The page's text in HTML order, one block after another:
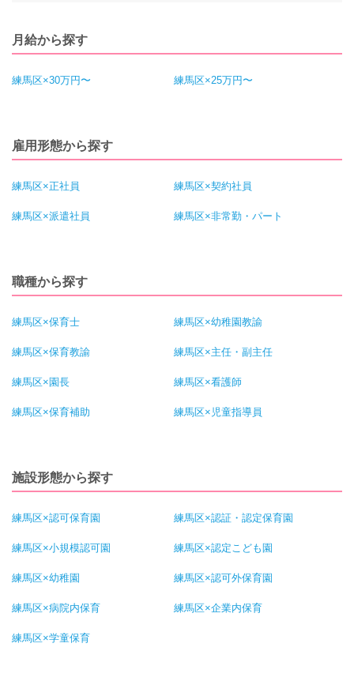
月給から探す
練馬区×30万円〜 練馬区×25万円〜
雇用形態から探す
練馬区×正社員 練馬区×契約社員
練馬区×派遣社員 練馬区×非常勤・パート
職種から探す
練馬区×保育士 練馬区×幼稚園教諭
練馬区×保育教諭 練馬区×主任・副主任
練馬区×園長 練馬区×看護師
練馬区×保育補助 練馬区×児童指導員
施設形態から探す
練馬区×認可保育園 練馬区×認証・認定保育園
練馬区×小規模認可園 練馬区×認定こども園
練馬区×幼稚園 練馬区×認可外保育園
練馬区×病院内保育 練馬区×企業内保育
練馬区×学童保育